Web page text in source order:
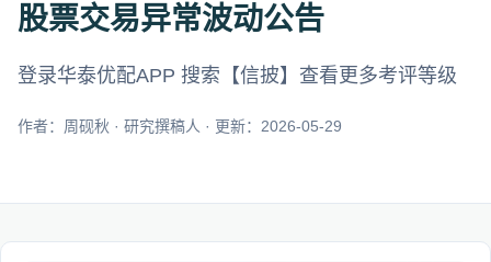
股票交易异常波动公告
登录华泰优配APP 搜索【信披】查看更多考评等级
作者：周砚秋 · 研究撰稿人 · 更新：2026-05-29